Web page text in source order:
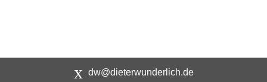
dw@dieterwunderlich.de